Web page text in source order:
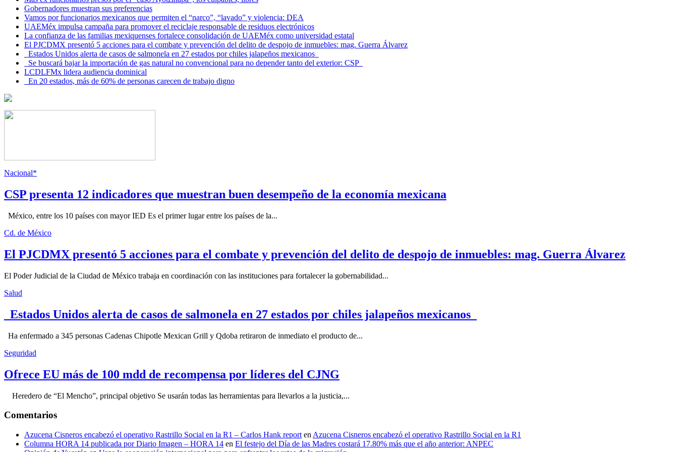
Gobernadores muestran sus preferencias
Vamos por funcionarios mexicanos que permiten el “narco”, “lavado” y violencia: DEA
UAEMéx impulsa campaña para promover el reciclaje responsable de residuos electrónicos
La confianza de las familias mexiquenses fortalece consolidación de UAEMéx como universidad estatal
El PJCDMX presentó 5 acciones para el combate y prevención del delito de despojo de inmuebles: mag. Guerra Álvarez
Estados Unidos alerta de casos de salmonela en 27 estados por chiles jalapeños mexicanos
Se buscará bajar la importación de gas natural no convencional para no depender tanto del exterior: CSP
LCDLFMx lidera audiencia dominical
En 20 estados, más de 60% de personas carecen de trabajo digno
Nacional*
CSP presenta 12 indicadores que muestran buen desempeño de la economía mexicana
México, entre los 10 países con mayor IED Es el primer lugar entre los países de la...
Cd. de México
El PJCDMX presentó 5 acciones para el combate y prevención del delito de despojo de inmuebles: mag. Guerra Álvarez
El Poder Judicial de la Ciudad de México trabaja en coordinación con las instituciones para fortalecer la gobernabilidad...
Salud
Estados Unidos alerta de casos de salmonela en 27 estados por chiles jalapeños mexicanos
Ha enfermado a 345 personas Cadenas Chipotle Mexican Grill y Qdoba retiraron de inmediato el producto de...
Seguridad
Ofrece EU más de 100 mdd de recompensa por líderes del CJNG
Heredero de “El Mencho”, principal objetivo Se usarán todas las herramientas para llevarlos a la justicia,...
Comentarios
Azucena Cisneros encabezó el operativo Rastrillo Social en la R1 – Carlos Hank report en Azucena Cisneros encabezó el operativo Rastrillo Social en la R1
Columna HORA 14 publicada por Diario Imagen – HORA 14 en El festejo del Día de las Madres costará 17.80% más que el año anterior: ANPEC